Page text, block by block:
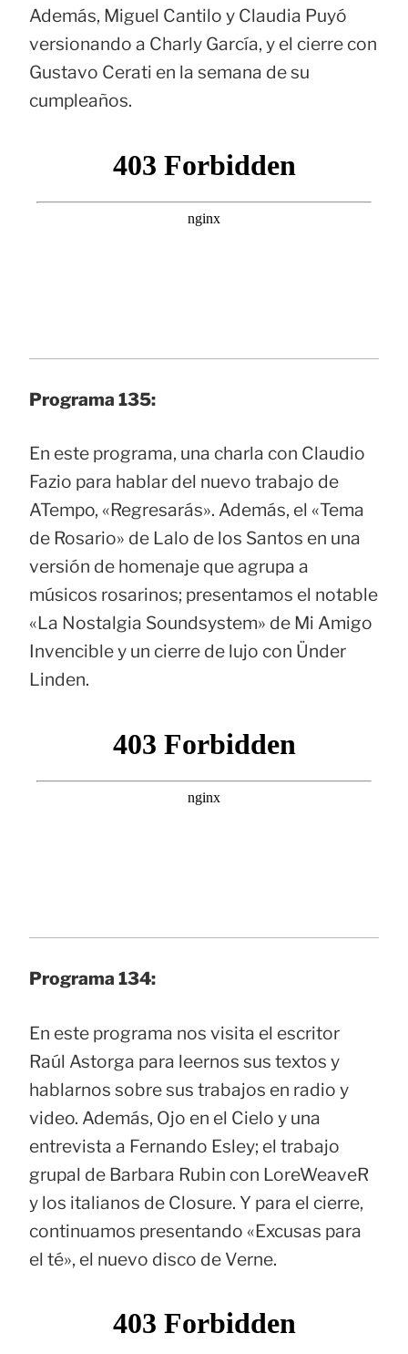
Además, Miguel Cantilo y Claudia Puyó
versionando a Charly García, y el cierre con
Gustavo Cerati en la semana de su
cumpleaños.
Programa 135:
En este programa, una charla con Claudio
Fazio para hablar del nuevo trabajo de
ATempo, «Regresarás». Además, el «Tema
de Rosario» de Lalo de los Santos en una
versión de homenaje que agrupa a
músicos rosarinos; presentamos el notable
«La Nostalgia Soundsystem» de Mi Amigo
Invencible y un cierre de lujo con Ünder
Linden.
Programa 134:
En este programa nos visita el escritor
Raúl Astorga para leernos sus textos y
hablarnos sobre sus trabajos en radio y
video. Además, Ojo en el Cielo y una
entrevista a Fernando Esley; el trabajo
grupal de Barbara Rubin con LoreWeaveR
y los italianos de Closure. Y para el cierre,
continuamos presentando «Excusas para
el té», el nuevo disco de Verne.